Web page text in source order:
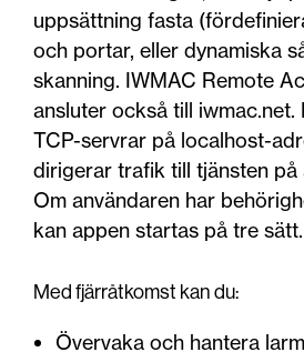
uppsättning fasta
och portar, eller dynamiska
skanning. IWMAC Remote
ansluter också till iwmac.net.
TCP-servrar på localhost-
dirigerar trafik till tjänsten på
Om användaren har
kan appen startas på tre sätt.
Med fjärråtkomst kan du:
Övervaka och hantera